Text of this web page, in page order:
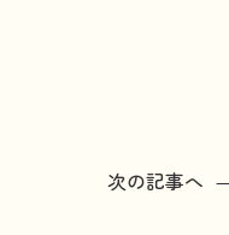
次の記事へ